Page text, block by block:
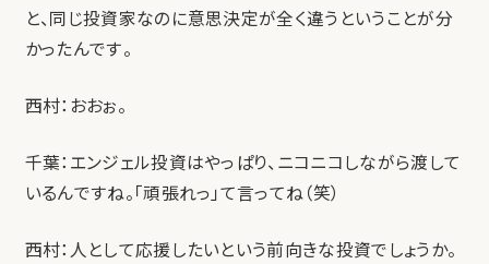
と、同じ投資家なのに意思決定が全く違うということが分
かったんです。
西村：おおぉ。
千葉：エンジェル投資はやっぱり、ニコニコしながら渡して
いるんですね。「頑張れっ」て言ってね（笑）
西村：人として応援したいという前向きな投資でしょうか。